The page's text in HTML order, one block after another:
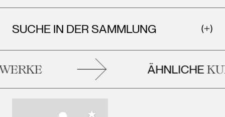
SUCHE IN DER SAMMLUNG
ÄHNLICHE
Meiner Sammlung hinzufügen